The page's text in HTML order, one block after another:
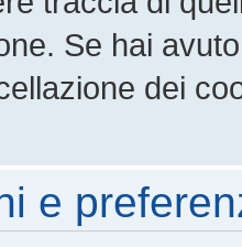
Se hai
dei
e